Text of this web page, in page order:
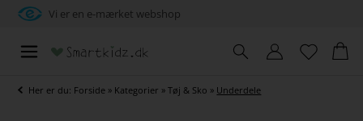
Vi er en e-mærket webshop
Her er du: Forside » Kategorier »Tøj & Sko » Underdele